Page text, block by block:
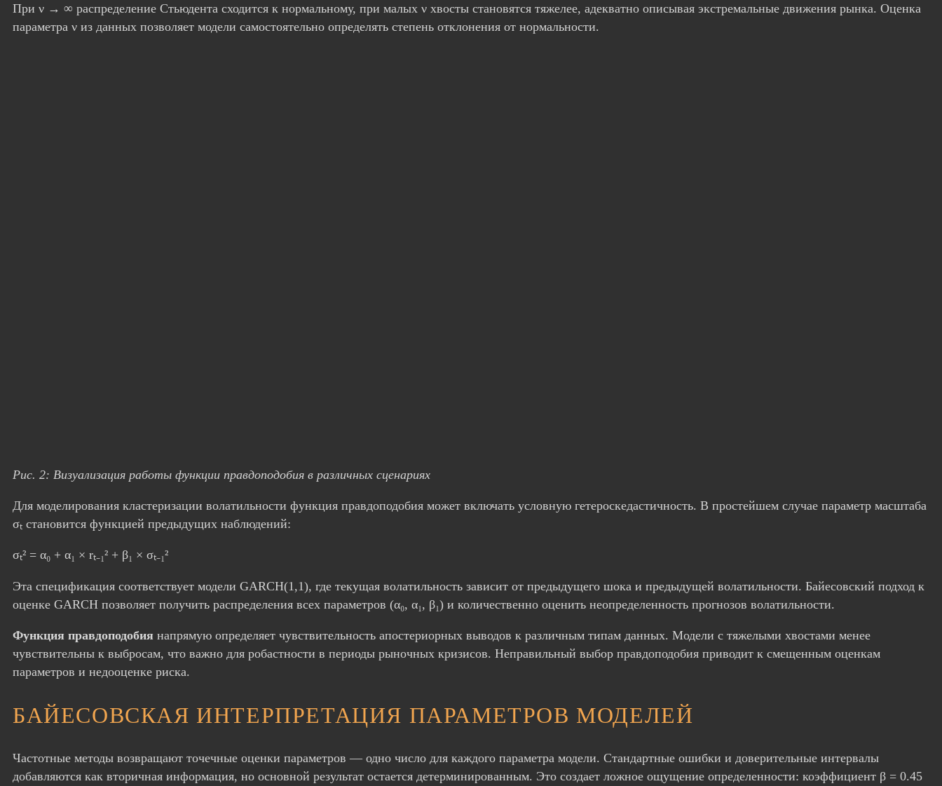
При ν → ∞ распределение Стьюдента сходится к нормальному, при малых ν хвосты становятся тяжелее, адекватно описывая экстремальные движения рынка. Оценка
параметра ν из данных позволяет модели самостоятельно определять степень отклонения от нормальности.
Рис. 2: Визуализация работы функции правдоподобия в различных сценариях
Для моделирования кластеризации волатильности функция правдоподобия может включать условную гетероскедастичность. В простейшем случае параметр масштаба
σₜ становится функцией предыдущих наблюдений:
σₜ² = α₀ + α₁ × rₜ₋₁² + β₁ × σₜ₋₁²
Эта спецификация соответствует модели GARCH(1,1), где текущая волатильность зависит от предыдущего шока и предыдущей волатильности. Байесовский подход к
оценке GARCH позволяет получить распределения всех параметров (α₀, α₁, β₁) и количественно оценить неопределенность прогнозов волатильности.
Функция правдоподобия напрямую определяет чувствительность апостериорных выводов к различным типам данных. Модели с тяжелыми хвостами менее
чувствительны к выбросам, что важно для робастности в периоды рыночных кризисов. Неправильный выбор правдоподобия приводит к смещенным оценкам
параметров и недооценке риска.
БАЙЕСОВСКАЯ ИНТЕРПРЕТАЦИЯ ПАРАМЕТРОВ МОДЕЛЕЙ
Частотные методы возвращают точечные оценки параметров — одно число для каждого параметра модели. Стандартные ошибки и доверительные интервалы
добавляются как вторичная информация, но основной результат остается детерминированным. Это создает ложное ощущение определенности: коэффициент β = 0.45